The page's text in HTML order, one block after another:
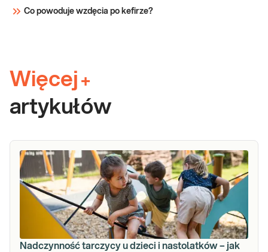
Co powoduje wzdęcia po kefirze?
Więcej +
artykułów
Nadczynność tarczycy u dzieci i nastolatków – jak